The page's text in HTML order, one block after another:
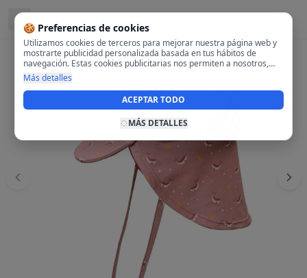
🍪 Preferencias de cookies
Utilizamos cookies de terceros para mejorar nuestra página web y
mostrarte publicidad personalizada basada en tus hábitos de
navegación. Estas cookies publicitarias nos permiten a nosotros,
analizar tu navegación en nuestra página y en internet para
mostrarte anuncios relevantes para ti. Al activarlas, aceptas el uso
de cookies para fines publicitarios y la recopilación y tratamiento de
tus datos de navegación, incluyendo la posible compartición de
Más detalles
ACEPTAR TODO
MÁS DETALLES